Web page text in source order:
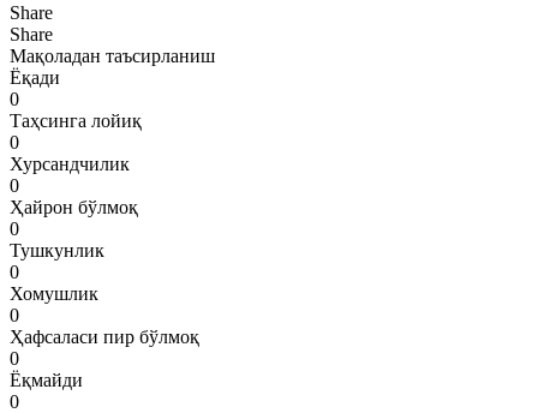
Share
Share
Мақоладан таъсирланиш
Ёқади
0
Таҳсинга лойиқ
0
Хурсандчилик
0
Ҳайрон бўлмоқ
0
Тушкунлик
0
Хомушлик
0
Ҳафсаласи пир бўлмоқ
0
Ёқмайди
0